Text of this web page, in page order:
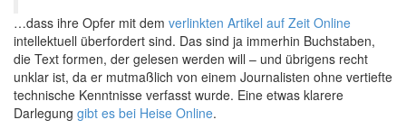
…dass ihre Opfer mit dem verlinkten Artikel auf Zeit Online
intellektuell überfordert sind. Das sind ja immerhin Buchstaben,
die Text formen, der gelesen werden will – und übrigens recht
unklar ist, da er mutmaßlich von einem Journalisten ohne vertiefte
technische Kenntnisse verfasst wurde. Eine etwas klarere
Darlegung gibt es bei Heise Online.